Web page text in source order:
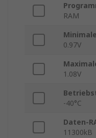
RAM
0.97V
1.08V
-40°C
Daten-
11300kB